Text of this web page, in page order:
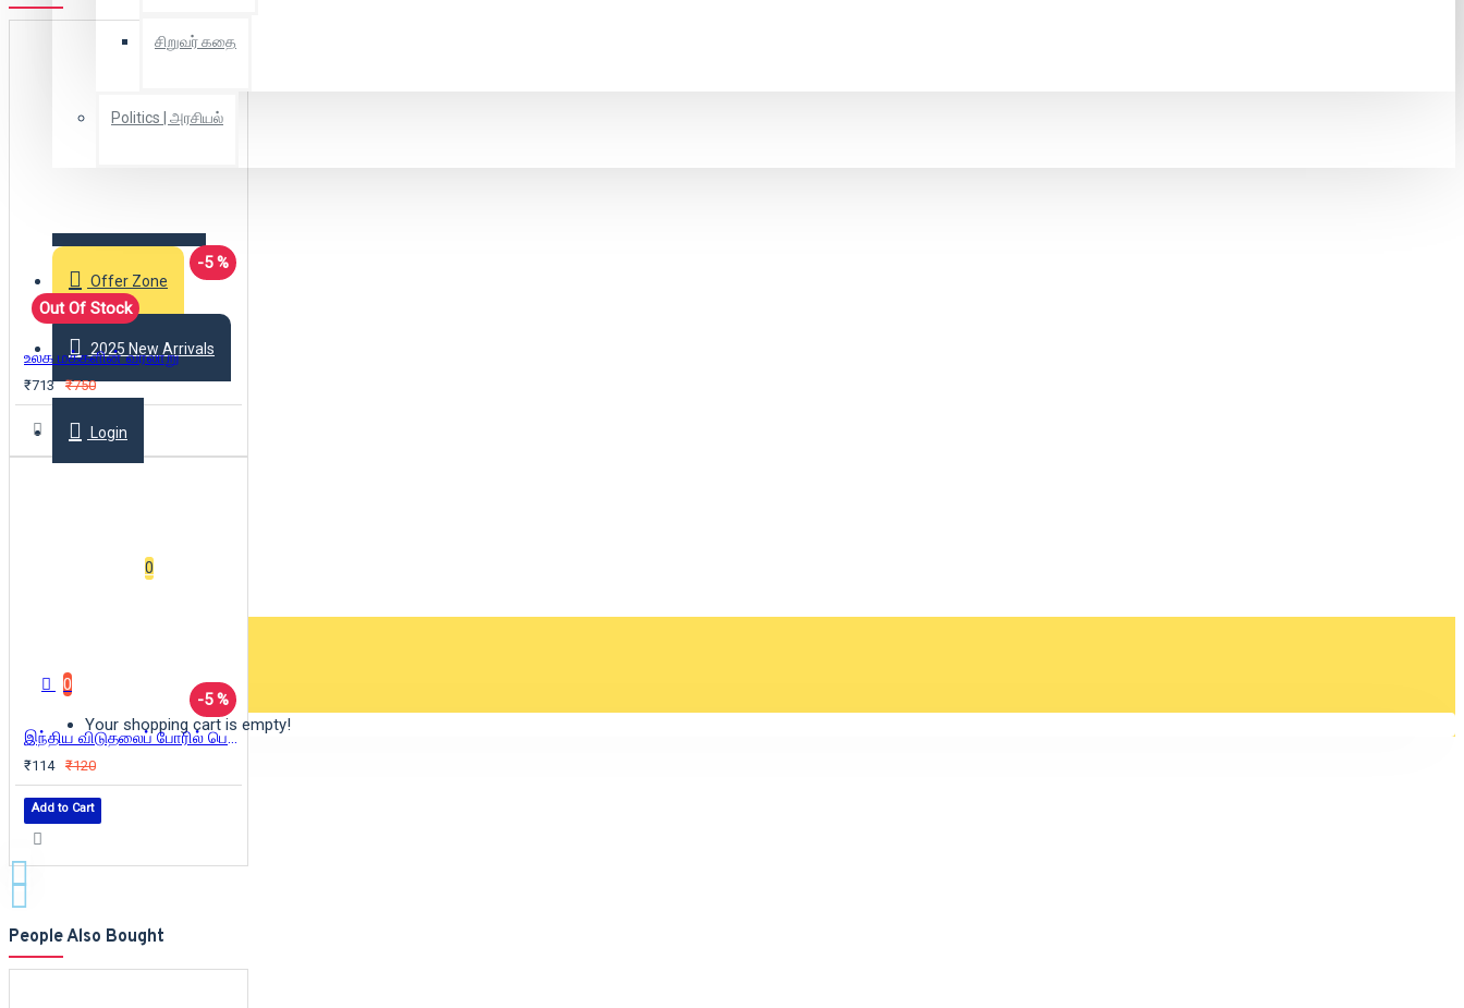
சிறுவர் கதை
Politics | அரசியல்
Offer Zone
2025 New Arrivals
Login
0
0
Your shopping cart is empty!
-5 %
Out Of Stock
உலக மக்களின் வரலாறு
₹713 ₹750
-5 %
இந்திய விடுதலைப் போரில் பெண் போராளிகள்
₹114 ₹120
Add to Cart
People Also Bought